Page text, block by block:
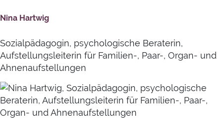
Nina Hartwig
Sozialpädagogin, psychologische Beraterin,
Aufstellungsleiterin für Familien-, Paar-, Organ- und
Ahnenaufstellungen